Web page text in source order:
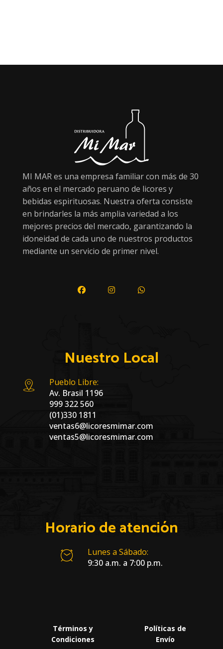
MI MAR es una empresa familiar con más de 30
años en el mercado peruano de licores y
bebidas espirituosas. Nuestra oferta consiste
en brindarles la más amplia variedad a los
mejores precios del mercado, garantizando la
idoneidad de cada uno de nuestros productos
mediante un servicio de primer nivel.
Nuestro Local
Pueblo Libre:
Av. Brasil 1196
999 322 560
(01)330 1811
ventas6@licoresmimar.com
ventas5@licoresmimar.com
Horario de atención
Lunes a Sábado:
9:30 a.m. a 7:00 p.m.
Términos y
Condiciones
Políticas de
Envío